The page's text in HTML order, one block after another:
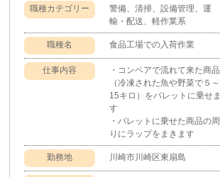
職種カテゴリー
警備、清掃、設備管理、運
輸・配送、軽作業系
職種名 食品工場での入荷作業
仕事内容
・コンベアで流れて来た商品
（冷凍された魚や野菜で５～
15キロ）をパレットに乗せま
す
・パレットに乗せた商品の周
りにラップをまきます
勤務地 川崎市川崎区東扇島